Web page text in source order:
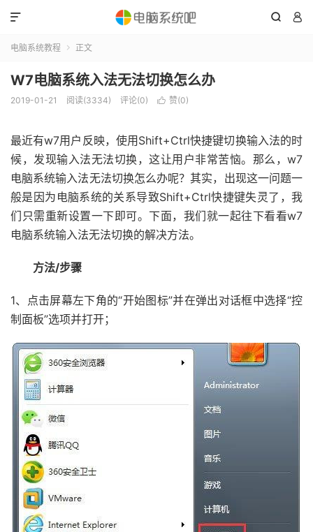
 

电脑系统教程  正文
W7电脑系统入法无法切换怎么办
2019-01-21 阅读(3334) 评论(0)  赞(0)
最近有w7用户反映，使用Shift+Ctrl快捷键切换输入法的时
候，发现输入法无法切换，这让用户非常苦恼。那么，w7
电脑系统输入法无法切换怎么办呢？其实，出现这一问题一
般是因为电脑系统的关系导致Shift+Ctrl快捷键失灵了，我
们只需重新设置一下即可。下面，我们就一起往下看看w7
电脑系统输入法无法切换的解决方法。
方法/步骤
1、点击屏幕左下角的“开始图标”并在弹出对话框中选择“控
制面板”选项并打开；